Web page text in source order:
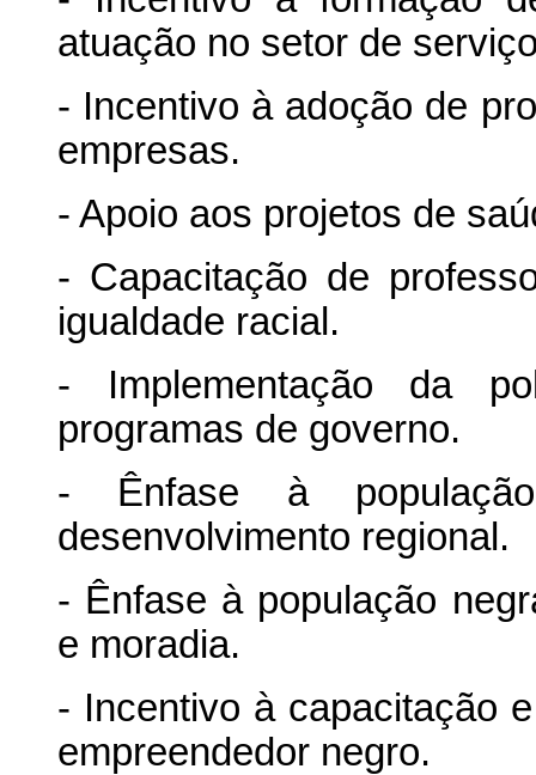
atuação no setor de
- Incentivo à adoção de
empresas.
- Apoio aos projetos de
- Capacitação de
igualdade racial.
- Implementação da
programas de governo.
- Ênfase à
desenvolvimento regional.
- Ênfase à população
e moradia.
- Incentivo à capacitação
empreendedor negro.